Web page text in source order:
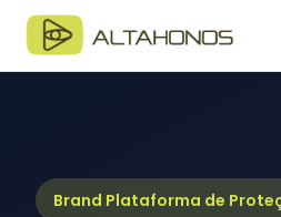
Brand Plataforma de